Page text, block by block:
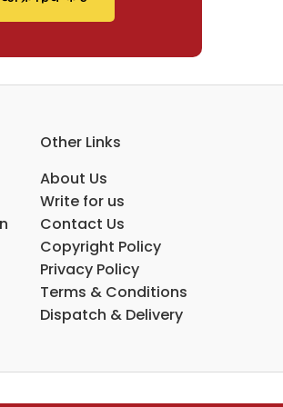
Other Links
About Us
Write for us
Contact Us
Copyright Policy
Privacy Policy
Terms & Conditions
Dispatch & Delivery